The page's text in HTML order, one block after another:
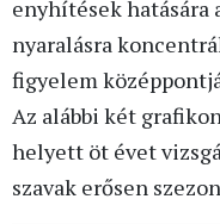
enyhítések hatására
nyaralásra
figyelem
Az alábbi két
helyett öt évet
szavak erősen